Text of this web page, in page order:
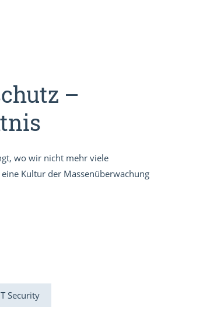
–
wo wir nicht mehr viele
Kultur der Massenüberwachung
Security